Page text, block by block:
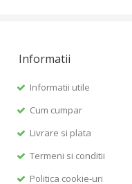
Informatii
Informatii utile
Cum cumpar
Livrare si plata
Termeni si conditii
Politica cookie-uri